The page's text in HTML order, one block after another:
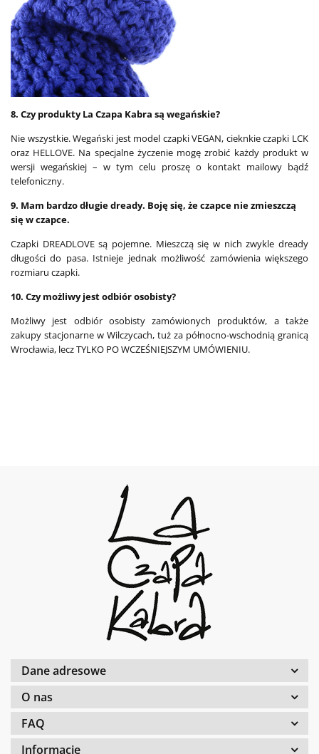
8. Czy produkty La Czapa Kabra są wegańskie?
Nie wszystkie. Wegański jest model czapki VEGAN, cieknkie czapki LCK
oraz HELLOVE. Na specjalne życzenie mogę zrobić każdy produkt w
wersji wegańskiej – w tym celu proszę o kontakt mailowy bądź
telefoniczny.
9. Mam bardzo długie dready. Boję się, że czapce nie zmieszczą
się w czapce.
Czapki DREADLOVE są pojemne. Mieszczą się w nich zwykle dready
długości do pasa. Istnieje jednak możliwość zamówienia większego
rozmiaru czapki.
10. Czy możliwy jest odbiór osobisty?
Możliwy jest odbiór osobisty zamówionych produktów, a także
zakupy stacjonarne w Wilczycach, tuż za północno-wschodnią granicą
Wrocławia, lecz TYLKO PO WCZEŚNIEJSZYM UMÓWIENIU.
Dane adresowe
O nas
FAQ
Informacje